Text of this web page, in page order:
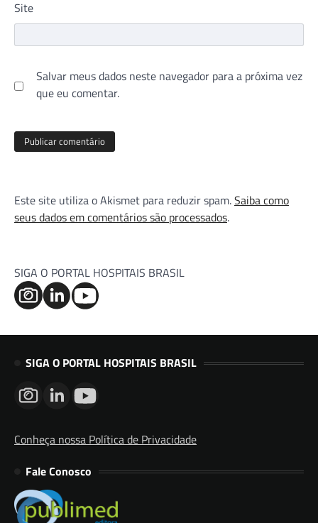
Site
Salvar meus dados neste navegador para a próxima vez
que eu comentar.
Este site utiliza o Akismet para reduzir spam.Saiba como
seus dados em comentários são processados.
SIGA O PORTAL HOSPITAIS BRASIL
SIGA O PORTAL HOSPITAIS BRASIL
Conheça nossa Política de Privacidade
Fale Conosco